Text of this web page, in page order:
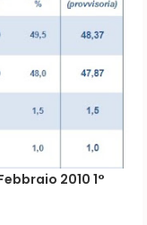
2010 1°